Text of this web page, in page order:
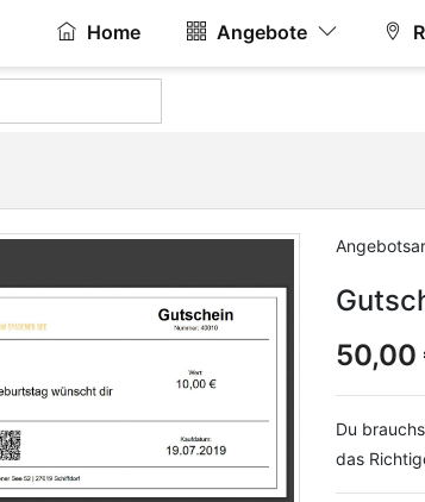
Home Angebote
50,00
Du
das